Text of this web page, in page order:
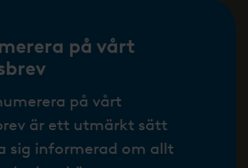
på vårt
på vårt
är ett utmärkt sätt
sig informerad om allt